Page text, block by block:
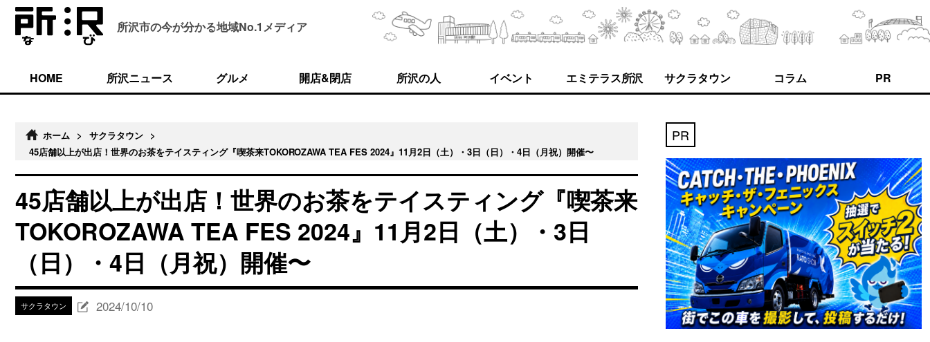
所沢市の今が分かる地域No.1メディア
HOME 所沢ニュース グルメ 開店&閉店 所沢の人 イベント エミテラス所沢 サクラタウン コラム PR
ホーム > サクラタウン >
45店舗以上が出店！世界のお茶をテイスティング『喫茶来TOKOROZAWA TEA FES 2024』11月2日（土）・3日（日）・4日（月祝）開催〜
45店舗以上が出店！世界のお茶をテイスティング『喫茶来
TOKOROZAWA TEA FES 2024』11月2日（土）・3日
（日）・4日（月祝）開催〜
サクラタウン 2024/10/10
PR